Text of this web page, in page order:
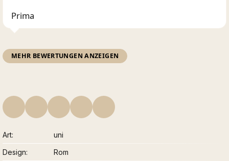
Prima
MEHR BEWERTUNGEN ANZEIGEN
Art
uni
Design
Rom